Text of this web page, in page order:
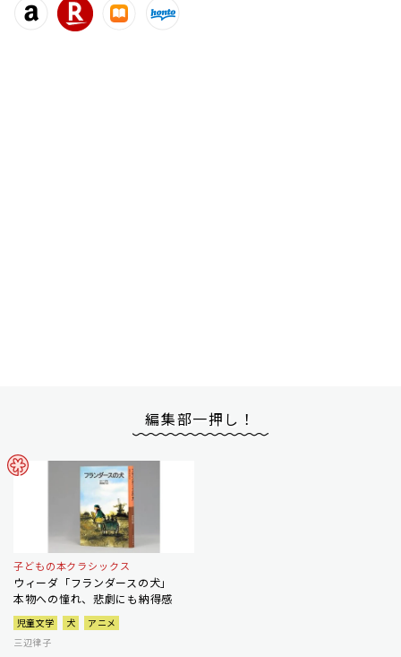
編集部一押し！
子どもの本クラシックス
ウィーダ「フランダースの犬」
本物への憧れ、悲劇にも納得感
児童文学 犬
アニメ
三辺律子